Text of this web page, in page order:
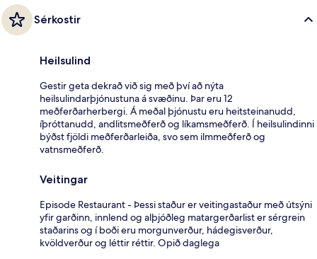
Sérkostir
Heilsulind
Gestir geta dekrað við sig með því að nýta
heilsulindarþjónustuna á svæðinu. Þar eru 12
meðferðarherbergi. Á meðal þjónustu eru heitsteinanudd,
íþróttanudd, andlitsmeðferð og líkamsmeðferð. Í heilsulindinni
býðst fjöldi meðferðarleiða, svo sem ilmmeðferð og
vatnsmeðferð.
Veitingar
Episode Restaurant - Þessi staður er veitingastaður með útsýni
yfir garðinn, innlend og alþjóðleg matargerðarlist er sérgrein
staðarins og í boði eru morgunverður, hádegisverður,
kvöldverður og léttir réttir. Opið daglega